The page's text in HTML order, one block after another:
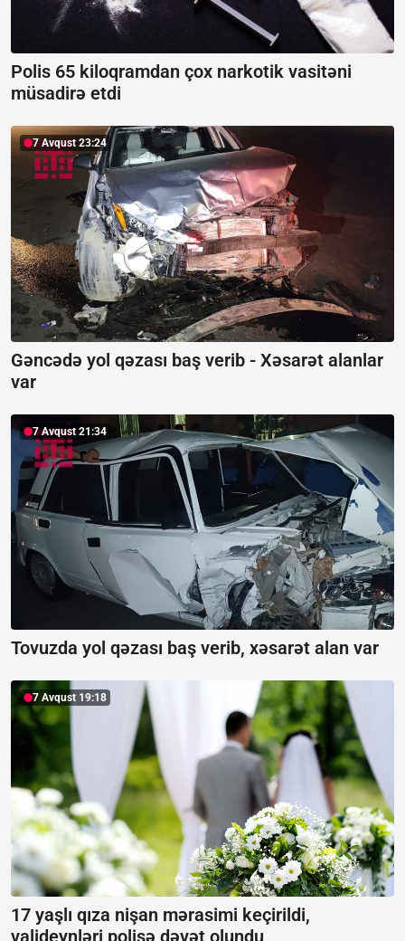
Polis 65 kiloqramdan çox narkotik vasitəni
müsadirə etdi
7 Avqust 23:24
Gəncədə yol qəzası baş verib - Xəsarət alanlar
var
7 Avqust 21:34
Tovuzda yol qəzası baş verib, xəsarət alan var
7 Avqust 19:18
17 yaşlı qıza nişan mərasimi keçirildi,
valideynləri polisə dəvət olundu